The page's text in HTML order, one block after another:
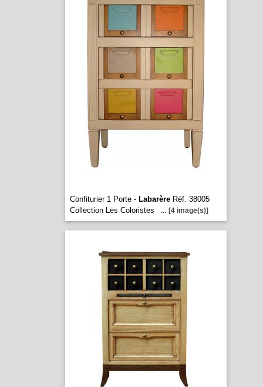
Confiturier 1 Porte - LabarèreRéf. 38005
Collection Les Coloristes
... [4 image(s)]